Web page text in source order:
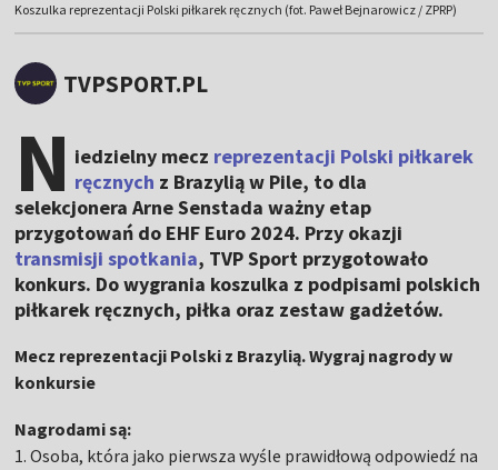
Koszulka reprezentacji Polski piłkarek ręcznych (fot. Paweł Bejnarowicz / ZPRP)
TVPSPORT.PL
N iedzielny mecz reprezentacji Polski piłkarek
ręcznych z Brazylią w Pile, to dla
selekcjonera Arne Senstada ważny etap
przygotowań do EHF Euro 2024. Przy okazji
transmisji spotkania, TVP Sport przygotowało
konkurs. Do wygrania koszulka z podpisami polskich
piłkarek ręcznych, piłka oraz zestaw gadżetów.
Mecz reprezentacji Polski z Brazylią. Wygraj nagrody w
konkursie
Nagrodami są:
1. Osoba, która jako pierwsza wyśle prawidłową odpowiedź na